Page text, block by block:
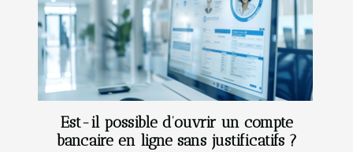
Est-il possible d’ouvrir un compte
bancaire en ligne sans justificatifs ?